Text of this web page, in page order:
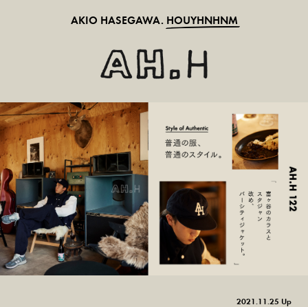
AKIO HASEGAWA. HOUYHNHNM
2021.11.25 Up